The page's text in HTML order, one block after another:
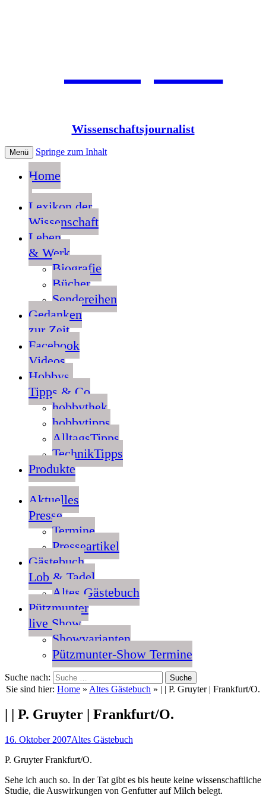
Jean Pütz
Wissenschaftsjournalist
Menü Springe zum Inhalt
Home
Lexikon der
Wissenschaft
Leben
& Werk
Biografie
Bücher
Sendereihen
Gedanken
zur Zeit
Facebook
Videos
Hobbys,
Tipps & Co
hobbythek
hobbytipps
AlltagsTipps
TechnikTipps
Produkte
Aktuelles
Presse
Termine
Presseartikel
Gästebuch
Lob & Tadel
Altes Gästebuch
Pützmunter
live Show
Showvarianten
Pützmunter-Show Termine
Suche nach:
Sie sind hier: Home » Altes Gästebuch » | | P. Gruyter | Frankfurt/O.
| | P. Gruyter | Frankfurt/O.
16. Oktober 2007Altes Gästebuch
P. Gruyter Frankfurt/O.
Sehe ich auch so. In der Tat gibt es bis heute keine wissenschaftliche
Studie, die Auswirkungen von Genfutter auf Milch belegt.